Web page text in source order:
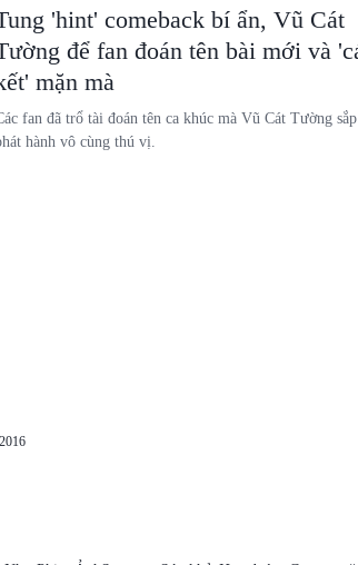
'hint' comeback bí ẩn, Vũ Cát
để fan đoán tên bài mới và
mặn mà
fan đã trổ tài đoán tên ca khúc mà Vũ Cát Tường sắp
hành vô cùng thú vị.